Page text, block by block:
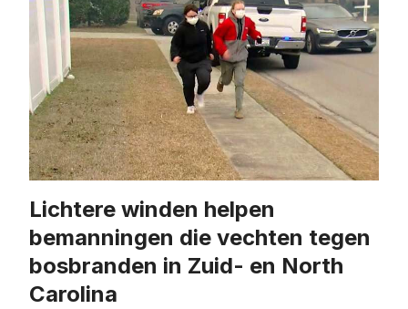
Lichtere winden helpen
bemanningen die vechten tegen
bosbranden in Zuid- en North
Carolina